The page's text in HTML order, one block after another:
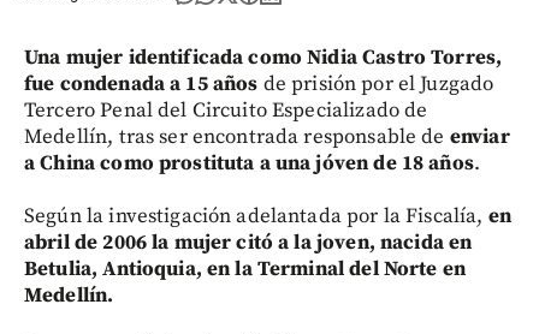
Una mujer identificada como Nidia Castro Torres,
fue condenada a 15 años de prisión por el Juzgado
Tercero Penal del Circuito Especializado de
Medellín, tras ser encontrada responsable de enviar
a China como prostituta a una jóven de 18 años.
Según la investigación adelantada por la Fiscalía, en
abril de 2006 la mujer citó a la joven, nacida en
Betulia, Antioquia, en la Terminal del Norte en
Medellín.